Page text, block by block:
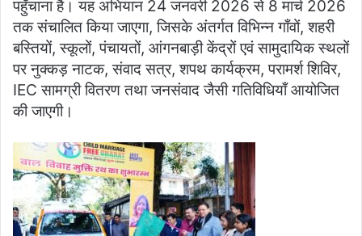
पहुँचाना है। यह अभियान 24 जनवरी 2026 से 8 मार्च 2026
तक संचालित किया जाएगा, जिसके अंतर्गत विभिन्न गाँवों, शहरी
बस्तियों, स्कूलों, पंचायतों, आंगनबाड़ी केंद्रों एवं सामुदायिक स्थलों
पर नुक्कड़ नाटक, संवाद सत्र, शपथ कार्यक्रम, परामर्श शिविर,
IEC सामग्री वितरण तथा जनसंवाद जैसी गतिविधियाँ आयोजित
की जाएगी।